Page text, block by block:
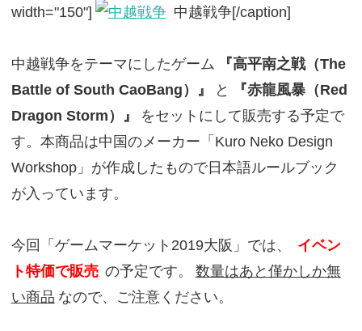
width="150"]
中越戦争[/caption]
中越戦争をテーマにしたゲーム
『高平南之戦（The
Battle of South CaoBang）』
と
『赤龍風暴（Red
Dragon Storm）』
をセットにして販売する予定で
す。本商品は中国のメーカー「Kuro Neko Design
Workshop」が作成したもので日本語ルールブック
が入っています。
今回「ゲームマーケット2019大阪」では、
イベン
ト特価で販売 の予定です。
数量はあと僅かしか無
い商品 なので、ご注意ください。